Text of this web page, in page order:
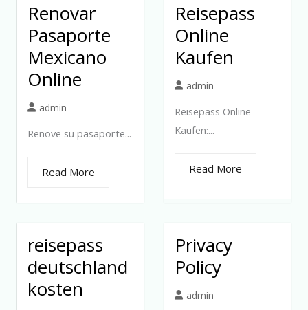
Renovar
Pasaporte
Mexicano
Online
admin
Renove su pasaporte...
Read More
Reisepass
Online
Kaufen
admin
Reisepass Online
Kaufen:...
Read More
reisepass
deutschland
kosten
Privacy
Policy
admin